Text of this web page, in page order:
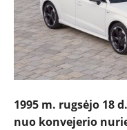
1995 m. rugsėjo 18
nuo konvejerio